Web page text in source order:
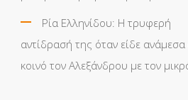
Ρία Ελληνίδου: H τρυφερή
αντίδρασή της όταν είδε ανάμεσα
κοινό τον Αλεξάνδρου με τον